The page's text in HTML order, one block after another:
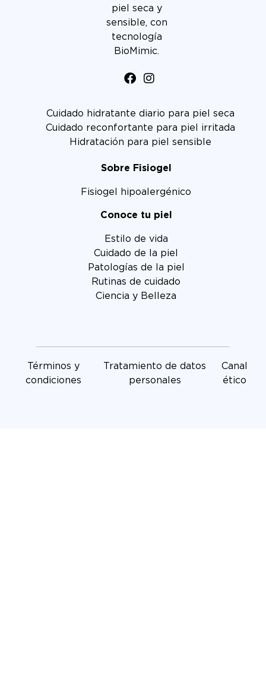
piel seca y
sensible, con
tecnología
BioMimic.
Cuidado hidratante diario para piel seca
Cuidado reconfortante para piel irritada
Hidratación para piel sensible
Sobre Fisiogel
Fisiogel hipoalergénico
Conoce tu piel
Estilo de vida
Cuidado de la piel
Patologías de la piel
Rutinas de cuidado
Ciencia y Belleza
Términos y
condiciones
Tratamiento de datos
personales
Canal
ético